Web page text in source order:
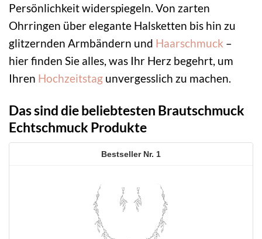
Persönlichkeit widerspiegeln. Von zarten
Ohrringen über elegante Halsketten bis hin zu
glitzernden Armbändern und Haarschmuck –
hier finden Sie alles, was Ihr Herz begehrt, um
Ihren Hochzeitstag unvergesslich zu machen.
Das sind die beliebtesten Brautschmuck
Echtschmuck Produkte
1